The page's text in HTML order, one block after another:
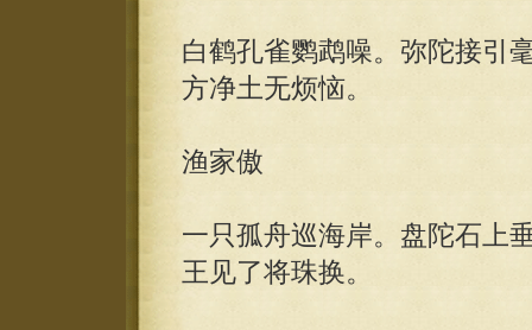
白鹤孔雀鹦鹉噪。弥陀接引
方净土无烦恼。
渔家傲
一只孤舟巡海岸。盘陀石上
王见了将珠换。